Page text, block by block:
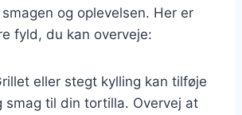
og oplevelsen. Her er
fyld, du kan overveje:
eller stegt kylling kan tilføje
smag til din tortilla. Overvej at